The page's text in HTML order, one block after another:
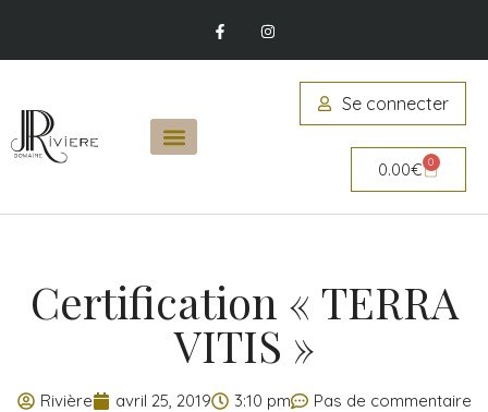
Se connecter
0.00€ 0
Certification « TERRA
VITIS »
Rivière avril 25, 2019 3:10 pm Pas de commentaire